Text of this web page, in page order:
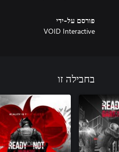
פורסם על-ידי
VOID Interactive
בחבילה זו